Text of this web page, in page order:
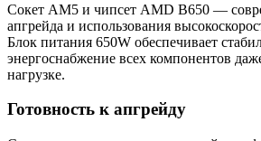
Сокет AM5 и чипсет AMD B650 —
апгрейда и использования
Блок питания 650W обеспечивает
энергоснабжение всех компонентов
нагрузке.
Готовность к апгрейду